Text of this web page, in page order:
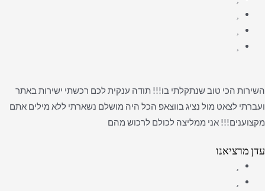
השירות הכי טוב שנתקלתי בו!!! תודה ענקית לכם רכשתי ישירות באתר
ועברתי לצאט מול נציג בווצאפ הכל היה מושלם נשארתי ללא מילים אתם
מקצוענים!!! אני ממליצה לכולם לרכוש מהם
עדן מרציאנו